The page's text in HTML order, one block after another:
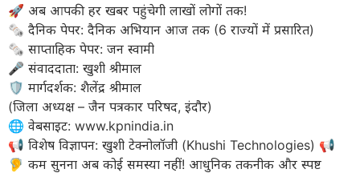
🚀 अब आपकी हर खबर पहुंचेगी लाखों लोगों तक!
​🗞️ दैनिक पेपर: दैनिक अभियान आज तक (6 राज्यों में प्रसारित)
🗞️ साप्ताहिक पेपर: जन स्वामी
​🎤 संवाददाता: खुशी श्रीमाल
🛡️ मार्गदर्शक: शैलेंद्र श्रीमाल
(जिला अध्यक्ष – जैन पत्रकार परिषद, इंदौर)
​🌐 वेबसाइट: www.kpnindia.in
​📢 विशेष विज्ञापन: खुशी टेक्नोलॉजी (Khushi Technologies) 📢
🦻 कम सुनना अब कोई समस्या नहीं! आधुनिक तकनीक और स्पष्ट